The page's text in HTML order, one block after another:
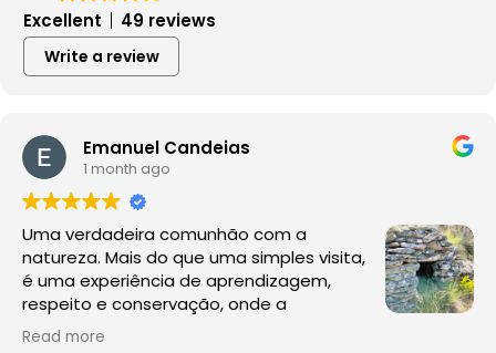
Excellent
49 reviews
Write a review
Emanuel Candeias
1 month ago
Uma verdadeira comunhão com a
natureza. Mais do que uma simples visita,
é uma experiência de aprendizagem,
respeito e conservação, onde a
observação da fauna e da flora acontece
Read more